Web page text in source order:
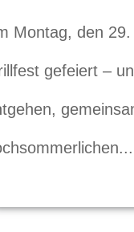
Montag, den
gefeiert –